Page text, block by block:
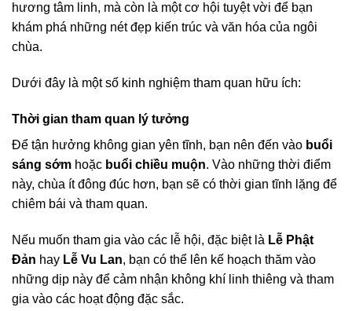
hương tâm linh, mà còn là một cơ hội tuyệt vời để bạn
khám phá những nét đẹp kiến trúc và văn hóa của ngôi
chùa.
Dưới đây là một số kinh nghiệm tham quan hữu ích:
Thời gian tham quan lý tưởng
Để tận hưởng không gian yên tĩnh, bạn nên đến vào buổi
sáng sớm hoặc buổi chiều muộn. Vào những thời điểm
này, chùa ít đông đúc hơn, bạn sẽ có thời gian tĩnh lặng để
chiêm bái và tham quan.
Nếu muốn tham gia vào các lễ hội, đặc biệt là Lễ Phật
Đản hay Lễ Vu Lan, bạn có thể lên kế hoạch thăm vào
những dịp này để cảm nhận không khí linh thiêng và tham
gia vào các hoạt động đặc sắc.